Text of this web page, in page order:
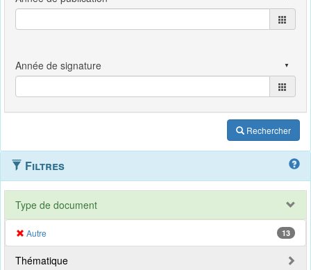
Rechercher
Filtres
Type de document
Autre 13
Thématique